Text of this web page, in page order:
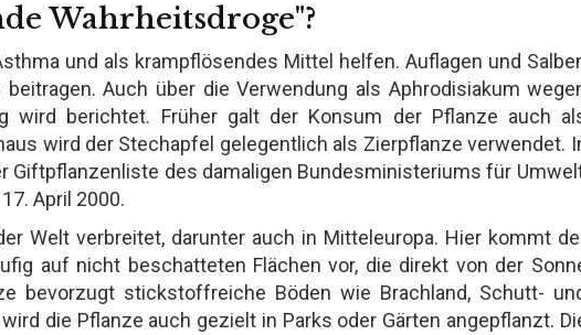
Wahrheitsdroge"?
und als krampflösendes Mittel helfen. Auflagen und
Auch über die Verwendung als Aphrodisiakum
wird berichtet. Früher galt der Konsum der Pflanze auch
wird der Stechapfel gelegentlich als Zierpflanze verwendet.
Giftpflanzenliste des damaligen Bundesministeriums für
April 2000.
Welt verbreitet, darunter auch in Mitteleuropa. Hier kommt
auf nicht beschatteten Flächen vor, die direkt von der
bevorzugt stickstoffreiche Böden wie Brachland, Schutt-
die Pflanze auch gezielt in Parks oder Gärten angepflanzt.